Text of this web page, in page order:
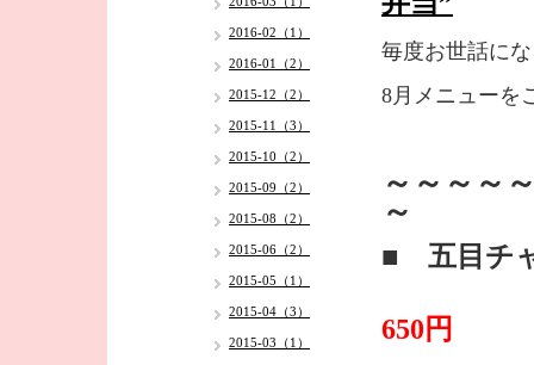
毎度お世話に
8月メニューを
～～～～
～
■ 五目チ
650円
2016-02（1）
2016-01（2）
2015-12（2）
2015-11（3）
2015-10（2）
2015-09（2）
2015-08（2）
2015-06（2）
2015-05（1）
2015-04（3）
2015-03（1）